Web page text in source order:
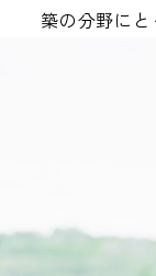
築の分野に